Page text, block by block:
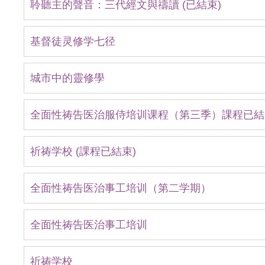
聆聽主的聲音：三代經文與禱讀 (已結束)
基督徒灵修学七径
城市中的靈修學
全面性祷告医治服侍培训课程（第三季）課程已
祈祷学校 (課程已結束)
全面性祷告医治事工培训（第二学期）
全面性祷告医治事工培训
祈祷学校